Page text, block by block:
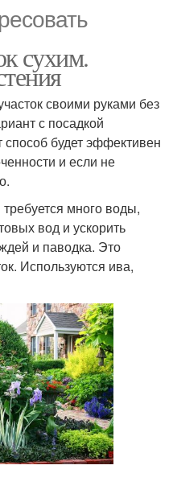
сухим.
своими руками без
с посадкой
будет эффективен
и если не
много воды,
вод и ускорить
и паводка. Это
Используются ива,